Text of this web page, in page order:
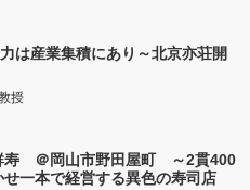
は産業集積にあり～北京亦荘開
授
寿 ＠岡山市野田屋町 ～2貫400
一本で経営する異色の寿司店